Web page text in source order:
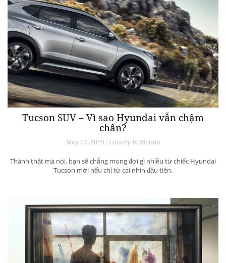
Tucson SUV – Vì sao Hyundai vẫn chậm
chân?
May 07, 2019 / Luxury In Motion
Thành thật mà nói, bạn sẽ chẳng mong đợi gì nhiều từ chiếc Hyundai
Tucson mới nếu chỉ từ cái nhìn đầu tiên.